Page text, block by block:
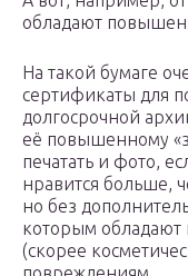
обладают
На такой бумаге
сертификаты для
долгосрочной
её повышенному
печатать и фото,
нравится больше,
но без
которым обладают
(скорее